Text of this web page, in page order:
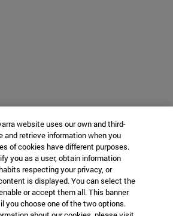
website uses our own and third-
and retrieve information when you
of cookies have different purposes.
you as a user, obtain information
respecting your privacy, or
is displayed. You can select the
or accept them all. This banner
you choose one of the two options.